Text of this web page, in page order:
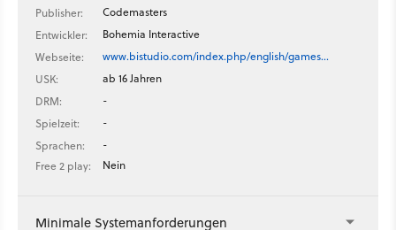
Publisher:
Codemasters
Entwickler:
Bohemia Interactive
Webseite:
www.bistudio.com/index.php/english/games…
USK:
ab 16 Jahren
DRM:
-
Spielzeit:
-
Sprachen:
-
Free 2 play:
Nein
Minimale Systemanforderungen